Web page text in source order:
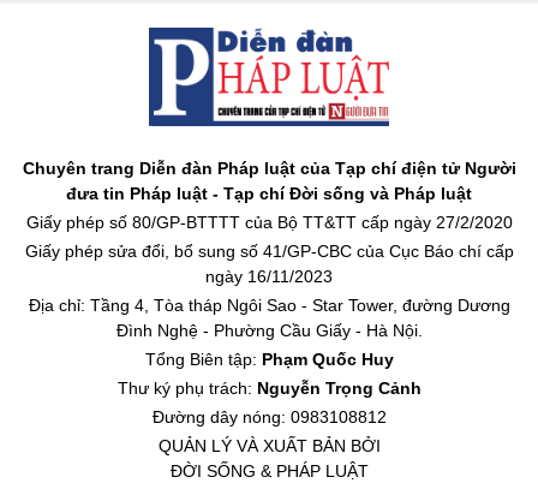
Chuyên trang Diễn đàn Pháp luật của Tạp chí điện tử Người
đưa tin Pháp luật - Tạp chí Đời sống và Pháp luật
Giấy phép số 80/GP-BTTTT của Bộ TT&TT cấp ngày 27/2/2020
Giấy phép sửa đổi, bổ sung số 41/GP-CBC của Cục Báo chí cấp
ngày 16/11/2023
Địa chỉ: Tầng 4, Tòa tháp Ngôi Sao - Star Tower, đường Dương
Đình Nghệ - Phường Cầu Giấy - Hà Nội.
Tổng Biên tập: Phạm Quốc Huy
Thư ký phụ trách: Nguyễn Trọng Cảnh
Đường dây nóng: 0983108812
QUẢN LÝ VÀ XUẤT BẢN BỞI
ĐỜI SỐNG & PHÁP LUẬT